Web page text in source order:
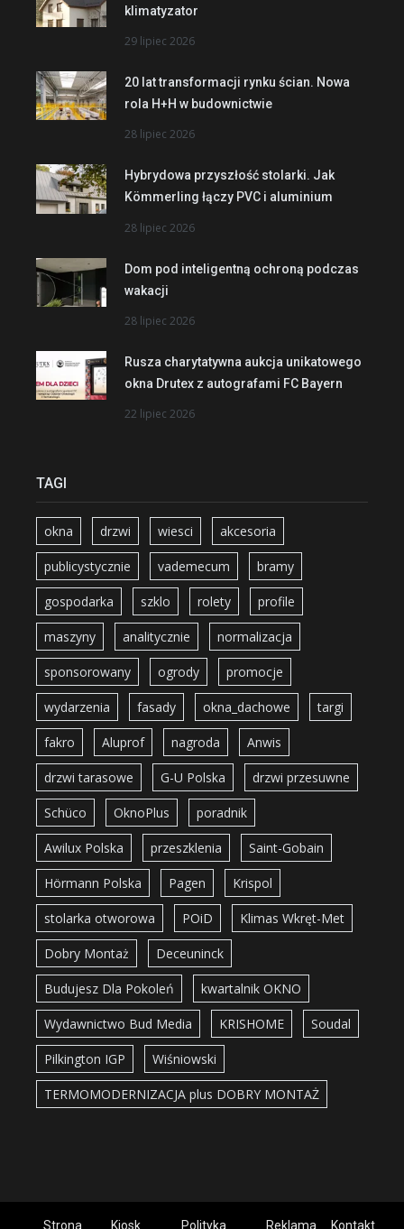
klimatyzator
29 lipiec 2026
20 lat transformacji rynku ścian. Nowa
rola H+H w budownictwie
28 lipiec 2026
Hybrydowa przyszłość stolarki. Jak
Kömmerling łączy PVC i aluminium
28 lipiec 2026
Dom pod inteligentną ochroną podczas
wakacji
28 lipiec 2026
Rusza charytatywna aukcja unikatowego
okna Drutex z autografami FC Bayern
22 lipiec 2026
TAGI
okna drzwi wiesci akcesoria
publicystycznie vademecum bramy
gospodarka szklo rolety profile
maszyny analitycznie normalizacja
sponsorowany ogrody promocje
wydarzenia fasady okna_dachowe targi
fakro Aluprof nagroda Anwis
drzwi tarasowe G-U Polska drzwi przesuwne
Schüco OknoPlus poradnik
Awilux Polska przeszklenia Saint-Gobain
Hörmann Polska Pagen Krispol
stolarka otworowa POiD Klimas Wkręt-Met
Dobry Montaż Deceuninck
Budujesz Dla Pokoleń kwartalnik OKNO
Wydawnictwo Bud Media KRISHOME Soudal
Pilkington IGP Wiśniowski
TERMOMODERNIZACJA plus DOBRY MONTAŻ
Strona Kiosk Polityka Reklama Kontakt